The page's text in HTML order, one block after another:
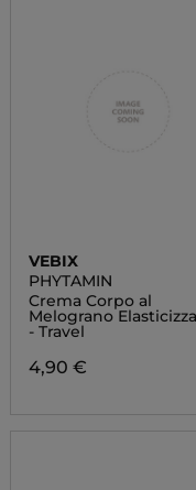
VEBIX
PHYTAMIN
Crema Corpo al
Melograno
- Travel
4,90 €